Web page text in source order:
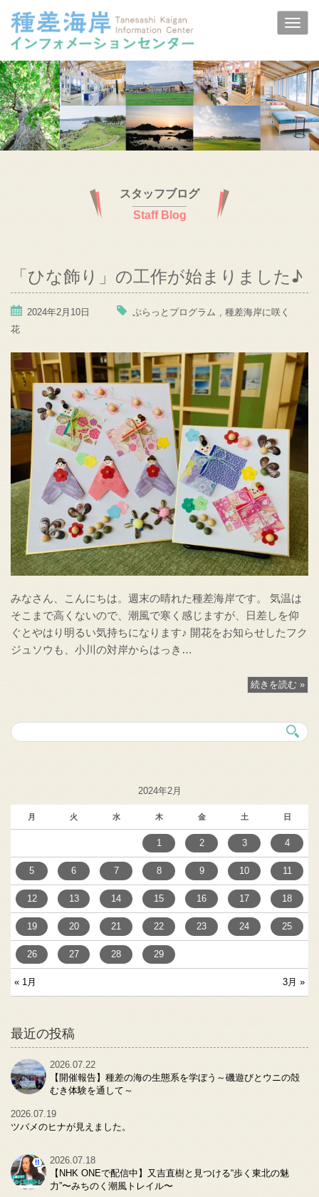
スタッフブログ
Staff Blog
「ひな飾り」の工作が始まりました♪
2024年2月10日 ぷらっとプログラム , 種差海岸に咲く
花
みなさん、こんにちは。週末の晴れた種差海岸です。 気温は
そこまで高くないので、潮風で寒く感じますが、日差しを仰
ぐとやはり明るい気持ちになります♪ 開花をお知らせしたフク
ジュソウも、小川の対岸からはっき…
続きを読む »
2024年2月
月 火 水 木 金 土 日
« 1月 3月 »
1 2 3 4
5 6 7 8 9 10 11
12 13 14 15 16 17 18
19 20 21 22 23 24 25
26 27 28 29
最近の投稿
2026.07.22
【開催報告】種差の海の生態系を学ぼう～磯遊びとウニの殻
むき体験を通して～
2026.07.19
ツバメのヒナが見えました。
2026.07.18
【NHK ONEで配信中】又吉直樹と見つける“歩く東北の魅
力”〜みちのく潮風トレイル〜